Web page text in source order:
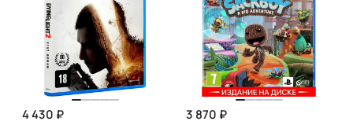
4 430 ₽
3 870 ₽